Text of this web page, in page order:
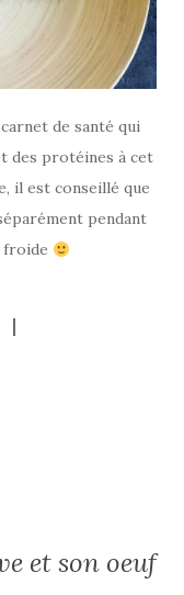
de santé qui
des protéines à cet
il est conseillé que
pendant
froide
et son oeuf